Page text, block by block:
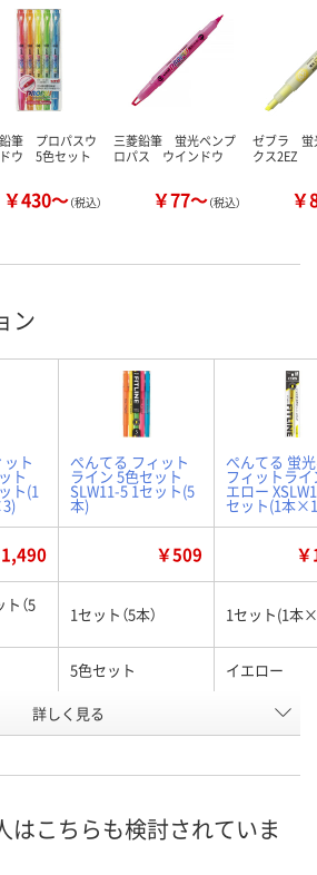
筆 プロパスウ
ウ 5色セット
￥430～（税込）
三菱鉛筆 蛍光ペンプ
ロパス ウインドウ
￥77～（税込）
ゼブラ 蛍
クス2EZ
￥
ン
ト
ト
ト(1
ぺんてる フィット
ライン 5色セット
SLW11-5 1セット(5
本)
ぺんてる 蛍
フィットライ
エロー
セット(1本
￥509
（5
1セット（5本） 1セット(1本
5色セット イエロー
P827267 X731917
8月11日（火）
ついてご連絡
詳しく見る
はこちらも検討されていま